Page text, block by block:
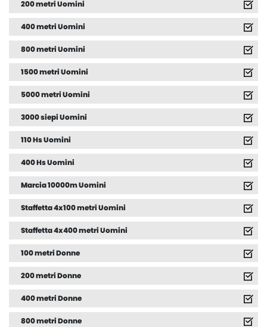
200 metri Uomini
400 metri Uomini
800 metri Uomini
1500 metri Uomini
5000 metri Uomini
3000 siepi Uomini
110 Hs Uomini
400 Hs Uomini
Marcia 10000m Uomini
Staffetta 4x100 metri Uomini
Staffetta 4x400 metri Uomini
100 metri Donne
200 metri Donne
400 metri Donne
800 metri Donne